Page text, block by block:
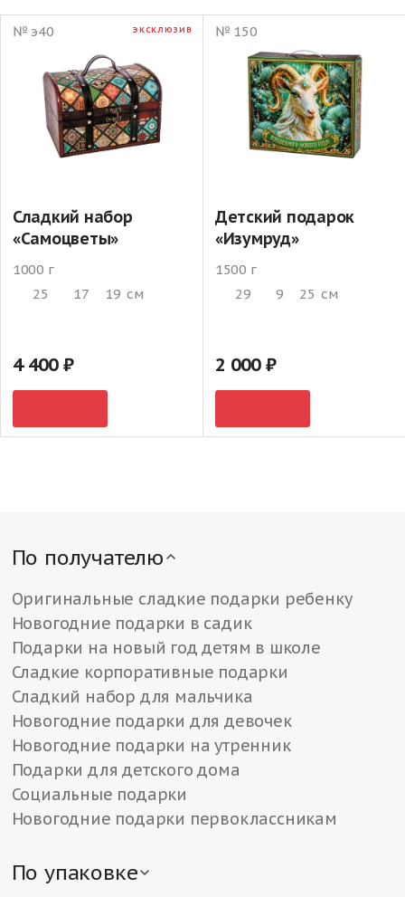
№ э40 ЭКСКЛЮЗИВ
Сладкий набор
«Самоцветы»
1000 г
25
17 19 см
4 400
№ 150
Детский подарок
«Изумруд»
1500 г
29
9 25 см
2 000
По получателю
Оригинальные сладкие подарки ребенку
Новогодние подарки в садик
Подарки на новый год детям в школе
Сладкие корпоративные подарки
Сладкий набор для мальчика
Новогодние подарки для девочек
Новогодние подарки на утренник
Подарки для детского дома
Социальные подарки
Новогодние подарки первоклассникам
По упаковке